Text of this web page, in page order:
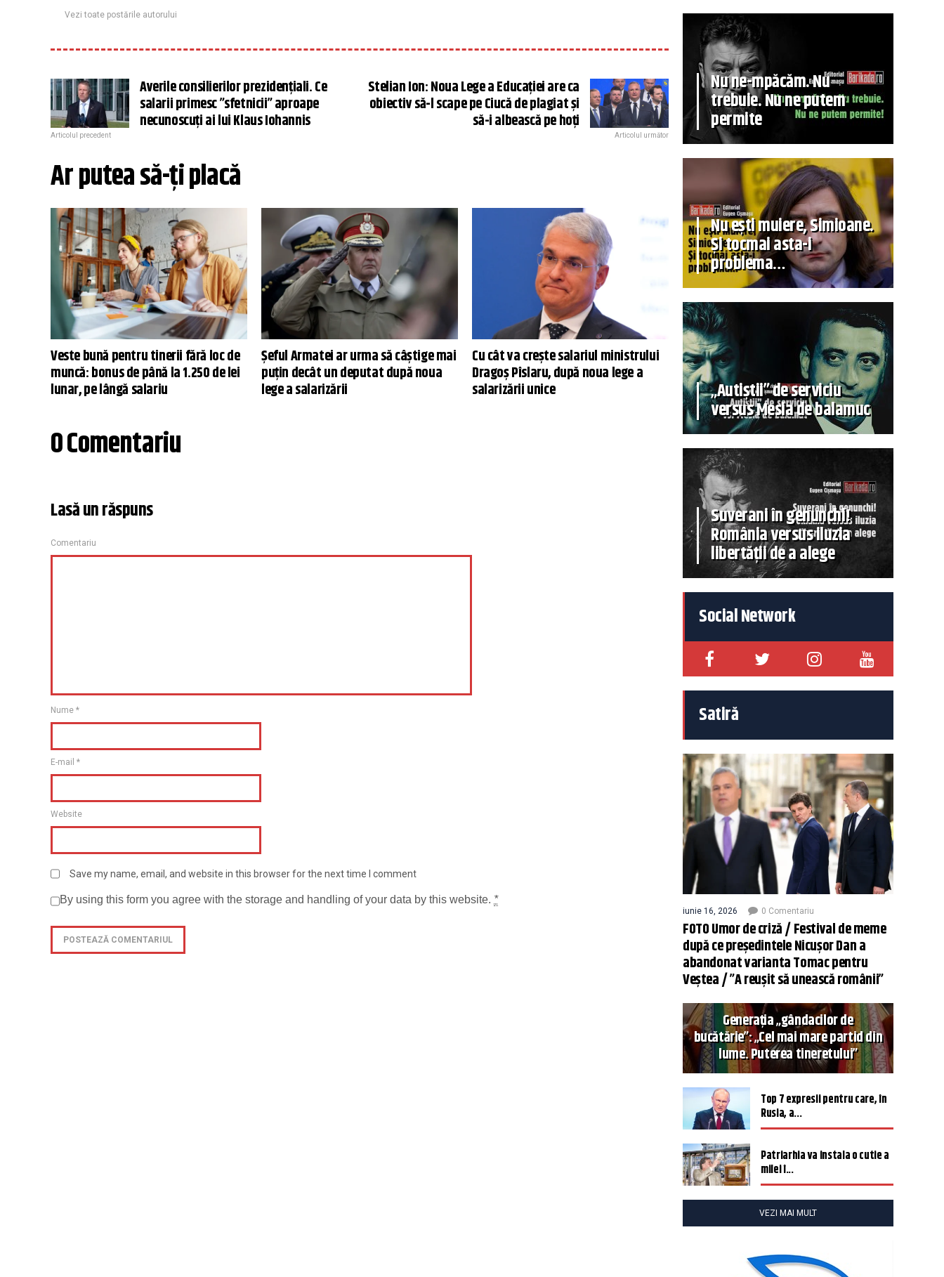
Vezi toate postările autorului
Averile consilierilor prezidențiali. Ce
salarii primesc ”sfetnicii” aproape
necunoscuți ai lui Klaus Iohannis
Articolul precedent
Stelian Ion: Noua Lege a Educaţiei are ca
obiectiv să-l scape pe Ciucă de plagiat şi
să-i albească pe hoţi
Articolul următor
Ar putea să-ți placă
Veste bună pentru tinerii fără loc de
muncă: bonus de până la 1.250 de lei
lunar, pe lângă salariu
Șeful Armatei ar urma să câștige mai
puțin decât un deputat după noua
lege a salarizării
Cu cât va crește salariul ministrului
Dragoș Pîslaru, după noua lege a
salarizării unice
0 Comentariu
Lasă un răspuns
Comentariu
Nume *
E-mail *
Website
Save my name, email, and website in this browser for the next time I comment
By using this form you agree with the storage and handling of your data by this website. *
Nu ne-mpăcăm. Nu
trebuie. Nu ne putem
permite
Nu ești muiere, Simioane.
Și tocmai asta-i
problema…
„Autiștii” de serviciu
versus Mesia de balamuc
Suverani în genunchi!
România versus iluzia
libertății de a alege
Social Network
Satiră
iunie 16, 2026 0 Comentariu
FOTO Umor de criză / Festival de meme
după ce președintele Nicușor Dan a
abandonat varianta Tomac pentru
Veștea / ”A reușit să unească românii”
Generația „gândacilor de
bucătărie”: „Cel mai mare partid din
lume. Puterea tineretului”
Top 7 expresii pentru care, în
Rusia, a...
Patriarhia va instala o cutie a
milei î...
VEZI MAI MULT